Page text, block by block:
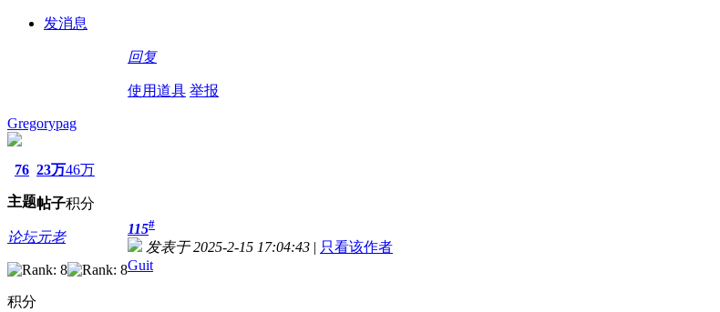
发消息
回复
使用道具 举报
Gregorypag
76
主题
23万
帖子
46万
积分
论坛元老
积分
115#
发表于 2025-2-15 17:04:43 | 只看该作者
Guit